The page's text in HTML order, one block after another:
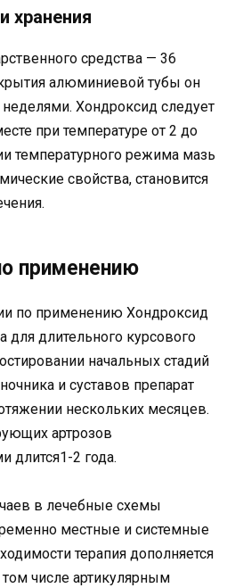
хранения
средства — 36
алюминиевой тубы он
неделями. Хондроксид следует
при температуре от 2 до
температурного режима мазь
свойства, становится
применению
по применению Хондроксид
для длительного курсового
начальных стадий
и суставов препарат
нескольких месяцев.
артрозов
длится1-2 года.
в лечебные схемы
местные и системные
терапия дополняется
числе артикулярным